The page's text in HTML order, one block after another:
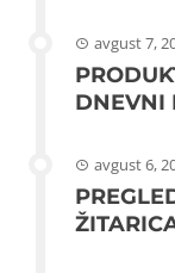
avgust 7,
DNEVNI
avgust 6,